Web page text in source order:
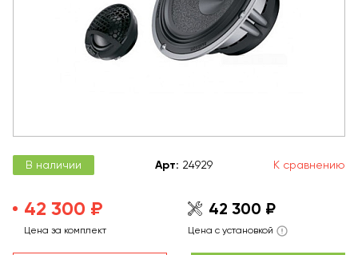
В наличии Арт: 24929 К сравнению
42 300 ₽
Цена за комплект
42 300 ₽
Цена с установкой